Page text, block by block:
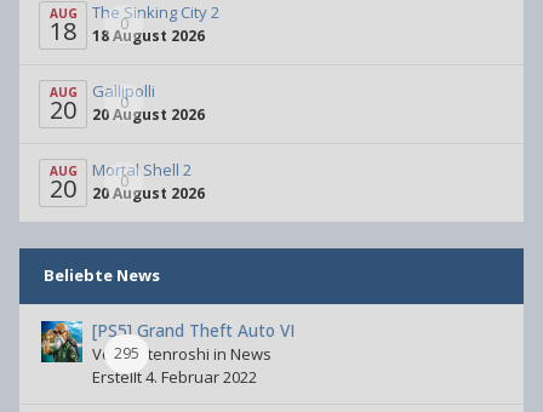
AUG
18 0
The Sinking City 2
18 August 2026
AUG
20 0
Gallipolli
20 August 2026
AUG
20 0
Mortal Shell 2
20 August 2026
Beliebte News
295
[PS5] Grand Theft Auto VI
VonMutenroshi in News
Erstellt4. Februar 2022